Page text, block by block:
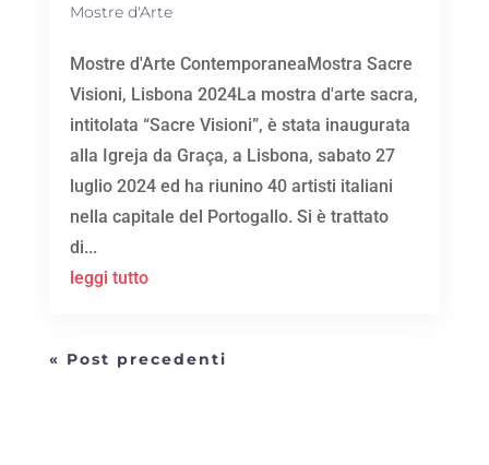
Mostre d'Arte
Mostre d'Arte ContemporaneaMostra Sacre
Visioni, Lisbona 2024La mostra d'arte sacra,
intitolata “Sacre Visioni”, è stata inaugurata
alla Igreja da Graça, a Lisbona, sabato 27
luglio 2024 ed ha riunino 40 artisti italiani
nella capitale del Portogallo. Si è trattato
di...
leggi tutto
« Post precedenti